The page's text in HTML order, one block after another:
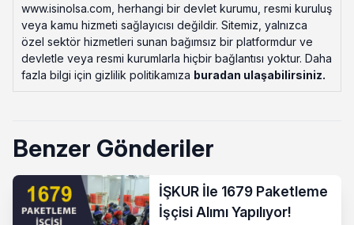
www.isinolsa.com, herhangi bir devlet kurumu, resmi kuruluş
veya kamu hizmeti sağlayıcısı değildir. Sitemiz, yalnızca
özel sektör hizmetleri sunan bağımsız bir platformdur ve
devletle veya resmi kurumlarla hiçbir bağlantısı yoktur. Daha
fazla bilgi için gizlilik politikamıza buradan ulaşabilirsiniz.
Benzer Gönderiler
İŞKUR İle 1679 Paketleme
İşçisi Alımı Yapılıyor!